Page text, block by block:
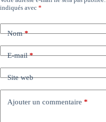
indiqués avec *
Nom*
E-mail*
Site web
Ajouter un commentaire *